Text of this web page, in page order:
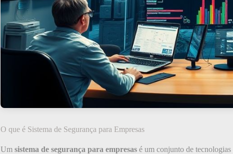
O que é Sistema de Segurança para Empresas
Um sistema de segurança para empresas é um conjunto de